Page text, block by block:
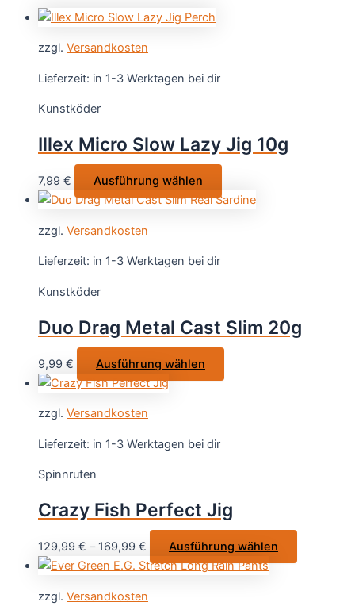
zzgl. Versandkosten
Lieferzeit: in 1-3 Werktagen bei dir
Kunstköder
Illex Micro Slow Lazy Jig 10g
7,99 € Ausführung wählen
Produkt
können
auf
zzgl. Versandkosten
Lieferzeit: in 1-3 Werktagen bei dir
Kunstköder
Duo Drag Metal Cast Slim 20g
9,99 € Ausführung wählen
Produkt
können
auf
der
Produktseite
zzgl. Versandkosten
Lieferzeit: in 1-3 Werktagen bei dir
Spinnruten
Crazy Fish Perfect Jig
129,99 € – 169,99 € Ausführung wählen
Produkt
zzgl. Versandkosten